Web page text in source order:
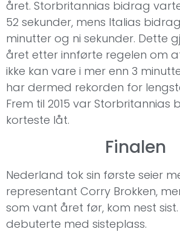
året. Storbritannias bidrag
52 sekunder, mens Italias
minutter og ni sekunder. Dette
året etter innførte regelen om
ikke kan vare i mer enn 3
har dermed rekorden for
Frem til 2015 var Storbritannias
korteste låt.
Finalen
Nederland tok sin første seier
representant Corry Brokken,
som vant året før, kom nest
debuterte med sisteplass.